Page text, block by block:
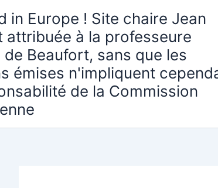
in Europe ! Site chaire Jean
attribuée à la professeure
de Beaufort, sans que les
émises n'impliquent
de la Commission